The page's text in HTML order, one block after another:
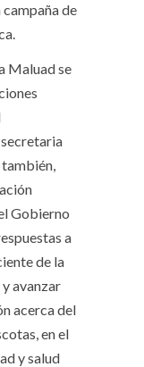
de
Maluad se
Gobierno
a
de la
avanzar
acerca del
en el
y salud